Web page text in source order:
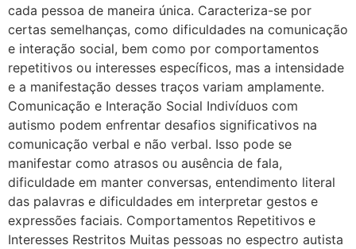
cada pessoa de maneira única. Caracteriza-se por
certas semelhanças, como dificuldades na comunicação
e interação social, bem como por comportamentos
repetitivos ou interesses específicos, mas a intensidade
e a manifestação desses traços variam amplamente.
Comunicação e Interação Social Indivíduos com
autismo podem enfrentar desafios significativos na
comunicação verbal e não verbal. Isso pode se
manifestar como atrasos ou ausência de fala,
dificuldade em manter conversas, entendimento literal
das palavras e dificuldades em interpretar gestos e
expressões faciais. Comportamentos Repetitivos e
Interesses Restritos Muitas pessoas no espectro autista